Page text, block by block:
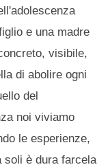
e una madre
visibile,
di abolire ogni
del
noi viviamo
le esperienze,
soli è dura farcela